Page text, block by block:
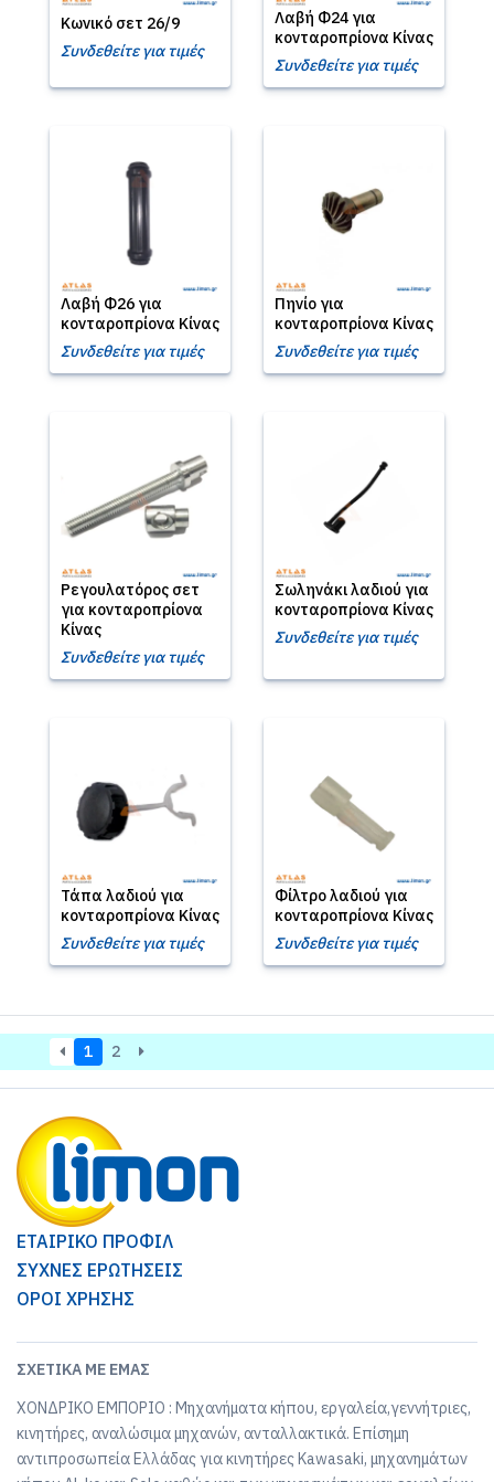
Κωνικό σετ 26/9
Συνδεθείτε για τιμές
Λαβή Φ24 για
κονταροπρίονα Κίνας
Συνδεθείτε για τιμές
Λαβή Φ26 για
κονταροπρίονα Κίνας
Συνδεθείτε για τιμές
Πηνίο για
κονταροπρίονα Κίνας
Συνδεθείτε για τιμές
Ρεγουλατόρος σετ
για κονταροπρίονα
Κίνας
Συνδεθείτε για τιμές
Σωληνάκι λαδιού για
κονταροπρίονα Κίνας
Συνδεθείτε για τιμές
Τάπα λαδιού για
κονταροπρίονα Κίνας
Συνδεθείτε για τιμές
Φίλτρο λαδιού για
κονταροπρίονα Κίνας
Συνδεθείτε για τιμές
1 2
ΕΤΑΙΡΙΚΟ ΠΡΟΦΙΛ
ΣΥΧΝΕΣ ΕΡΩΤΗΣΕΙΣ
ΟΡΟΙ ΧΡΗΣΗΣ
ΣΧΕΤΙΚΆ ΜΕ ΕΜΆΣ
ΧΟΝΔΡΙΚΟ ΕΜΠΟΡΙΟ : Μηχανήματα κήπου, εργαλεία,γεννήτριες,
κινητήρες, αναλώσιμα μηχανών, ανταλλακτικά. Επίσημη
αντιπροσωπεία Ελλάδας για κινητήρες Kawasaki, μηχανημάτων